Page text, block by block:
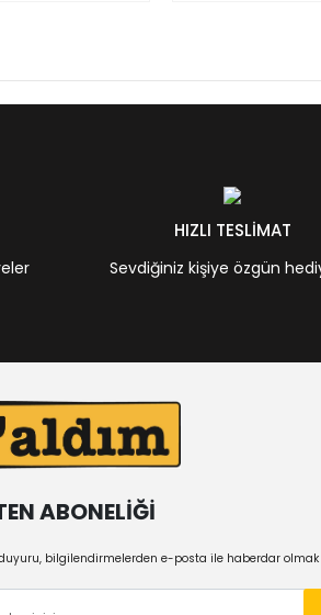
HIZLI TESLİMAT
Sevdiğiniz kişiye özgün
ABONELİĞİ
bilgilendirmelerden e-posta ile haberdar